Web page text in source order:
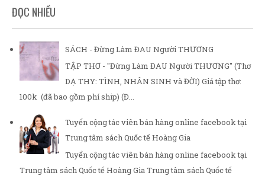
ĐỌC NHIỀU
SÁCH - Đừng Làm ĐAU Người THƯƠNG
TẬP THƠ - "Đừng Làm ĐAU Người THƯƠNG" (Thơ
DẠ THY: TÌNH, NHÂN SINH và ĐỜI) Giá tập thơ:
100k (đã bao gồm phí ship) (Đ...
Tuyển cộng tác viên bán hàng online facebook tại
Trung tâm sách Quốc tế Hoàng Gia
Tuyển cộng tác viên bán hàng online facebook tại
Trung tâm sách Quốc tế Hoàng Gia Trung tâm sách Quốc tế